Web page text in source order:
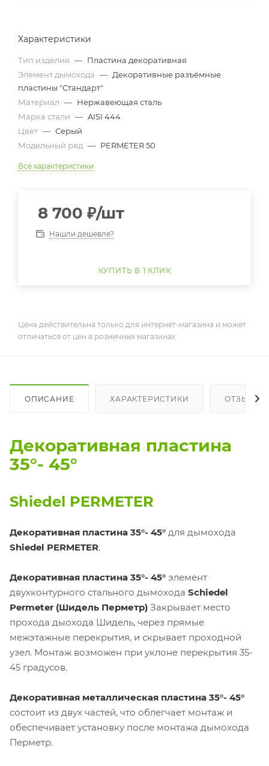
Характеристики
Тип изделия — Пластина декоративная
Элемент дымохода — Декоративные разъёмные
пластины "Стандарт"
Материал — Нержавеющая сталь
Марка стали — AISI 444
Цвет — Серый
Модельный ряд — PERMETER 50
Все характеристики
8 700 ₽/шт
Нашли дешевле?
КУПИТЬ В 1 КЛИК
Цена действительна только для интернет-магазина и может
отличаться от цен в розничных магазинах
ОПИСАНИЕ ХАРАКТЕРИСТИКИ ОТЗЫВЫ
Декоративная пластина
35°- 45°
Shiedel PERMETER
Декоративная пластина 35°- 45° для дымохода
Shiedel PERMETER.
Декоративная пластина 35°- 45° элемент
двухконтурного стального дымохода Schiedel
Permeter (Шидель Перметр) Закрывает место
прохода дыохода Шидель, через прямые
межэтажные перекрытия, и скрывает проходной
узел. Монтаж возможен при уклоне перекрытия 35-
45 градусов.
Декоративная металлическая пластина 35°- 45°
состоит из двух частей, что облегчает монтаж и
обеспечивает установку после монтажа дымохода
Перметр.